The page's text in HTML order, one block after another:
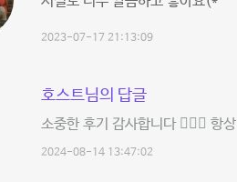
2023-07-17 21:13:09
호스트님의 답글
소중한 후기 감사합니다 🙇🏼‍♀️ 항
2024-08-14 13:47:02